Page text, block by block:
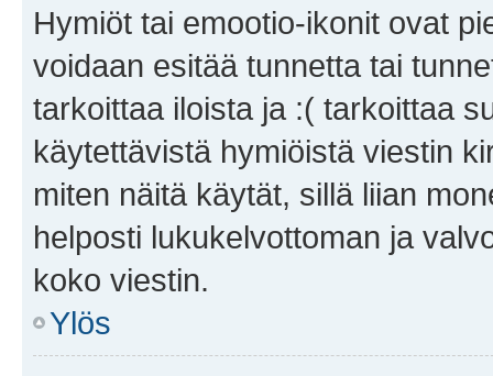
Hymiöt tai emootio-ikonit ovat
voidaan esitää tunnetta tai
tarkoittaa iloista ja :( tarkoittaa
käytettävistä hymiöistä viestin
miten näitä käytät, sillä liian
helposti lukukelvottoman ja
koko viestin.
Ylös